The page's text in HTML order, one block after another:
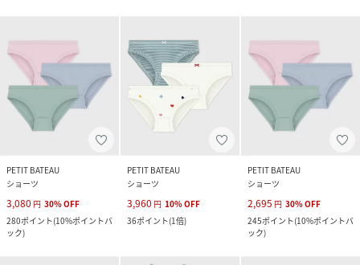
PETIT BATEAU
ショーツ
3,080 円 30%OFF
280ポイント(10%ポイントバ
ック)
PETIT BATEAU
ショーツ
3,960 円 10%OFF
36ポイント(1倍)
PETIT BATEAU
ショーツ
2,695 円 30%OFF
245ポイント(10%ポイントバ
ック)